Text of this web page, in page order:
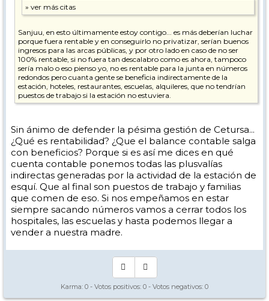
Sanjuu, en esto últimamente estoy contigo... es más deberían luchar
porque fuera rentable y en conseguirlo no privatizar, serían buenos
ingresos para las arcas públicas, y por otro lado en caso de no ser
100% rentable, si no fuera tan descalabro como es ahora, tampoco
sería malo o eso pienso yo, no es rentable para la junta en números
redondos pero cuanta gente se beneficia indirectamente de la
estación, hoteles, restaurantes, escuelas, alquileres, que no tendrían
puestos de trabajo si la estación no estuviera.
Sin ánimo de defender la pésima gestión de Cetursa...
¿Qué es rentabilidad? ¿Que el balance contable salga
con beneficios? Porque si es así me dices en qué
cuenta contable ponemos todas las plusvalías
indirectas generadas por la actividad de la estación de
esquí. Que al final son puestos de trabajo y familias
que comen de eso. Si nos empeñamos en estar
siempre sacando números vamos a cerrar todos los
hospitales, las escuelas y hasta podemos llegar a
vender a nuestra madre.
Karma: 0 - Votos positivos: 0 - Votos negativos: 0